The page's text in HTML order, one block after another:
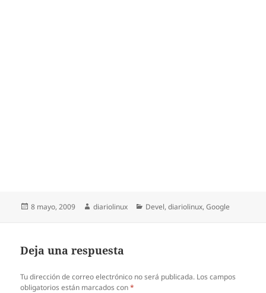
Publicado
8 mayo, 2009 Autor
diariolinux Categorías
Devel,diariolinux,Google
Deja una respuesta
Tu dirección de correo electrónico no será publicada. Los campos
obligatorios están marcados con*